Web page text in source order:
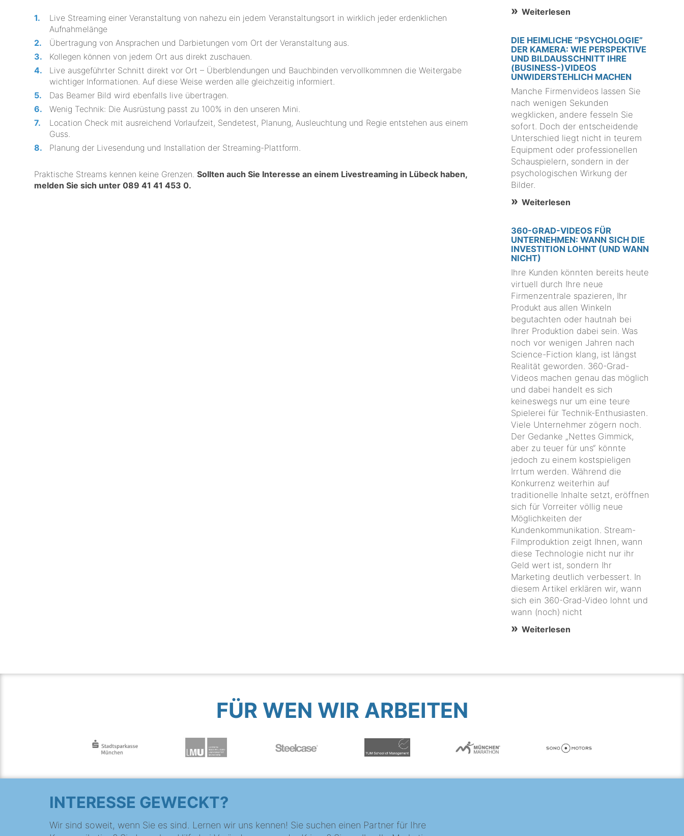
Live Streaming einer Veranstaltung von nahezu ein jedem Veranstaltungsort in wirklich jeder erdenklichen
Aufnahmelänge
Übertragung von Ansprachen und Darbietungen vom Ort der Veranstaltung aus.
Kollegen können von jedem Ort aus direkt zuschauen.
Live ausgeführter Schnitt direkt vor Ort – Überblendungen und Bauchbinden vervollkommnen die Weitergabe
wichtiger Informationen. Auf diese Weise werden alle gleichzeitig informiert.
Das Beamer Bild wird ebenfalls live übertragen.
Wenig Technik: Die Ausrüstung passt zu 100% in den unseren Mini.
Location Check mit ausreichend Vorlaufzeit, Sendetest, Planung, Ausleuchtung und Regie entstehen aus einem
Guss.
Planung der Livesendung und Installation der Streaming-Plattform.
Praktische Streams kennen keine Grenzen.Sollten auch Sie Interesse an einem Livestreaming in Lübeck haben,
melden Sie sich unter089 41 41 453 0.
Weiterlesen
DIE HEIMLICHE “PSYCHOLOGIE”
DER KAMERA: WIE PERSPEKTIVE
UND BILDAUSSCHNITT IHRE
(BUSINESS-)VIDEOS
UNWIDERSTEHLICH MACHEN
Manche Firmenvideos lassen Sie
nach wenigen Sekunden
wegklicken, andere fesseln Sie
sofort. Doch der entscheidende
Unterschied liegt nicht in teurem
Equipment oder professionellen
Schauspielern, sondern in der
psychologischen Wirkung der
Bilder.
Weiterlesen
360-GRAD-VIDEOS FÜR
UNTERNEHMEN: WANN SICH DIE
INVESTITION LOHNT (UND WANN
NICHT)
Ihre Kunden könnten bereits heute
virtuell durch Ihre neue
Firmenzentrale spazieren, Ihr
Produkt aus allen Winkeln
begutachten oder hautnah bei
Ihrer Produktion dabei sein. Was
noch vor wenigen Jahren nach
Science-Fiction klang, ist längst
Realität geworden. 360-Grad-
Videos machen genau das möglich
und dabei handelt es sich
keineswegs nur um eine teure
Spielerei für Technik-Enthusiasten.
Viele Unternehmer zögern noch.
Der Gedanke „Nettes Gimmick,
aber zu teuer für uns“ könnte
jedoch zu einem kostspieligen
Irrtum werden. Während die
Konkurrenz weiterhin auf
traditionelle Inhalte setzt, eröffnen
sich für Vorreiter völlig neue
Möglichkeiten der
Kundenkommunikation. Stream-
Filmproduktion zeigt Ihnen, wann
diese Technologie nicht nur ihr
Geld wert ist, sondern Ihr
Marketing deutlich verbessert. In
diesem Artikel erklären wir, wann
sich ein 360-Grad-Video lohnt und
wann (noch) nicht
Weiterlesen
FÜR WEN WIR ARBEITEN
INTERESSE GEWECKT?
Wir sind soweit, wenn Sie es sind. Lernen wir uns kennen! Sie suchen einen Partner für Ihre